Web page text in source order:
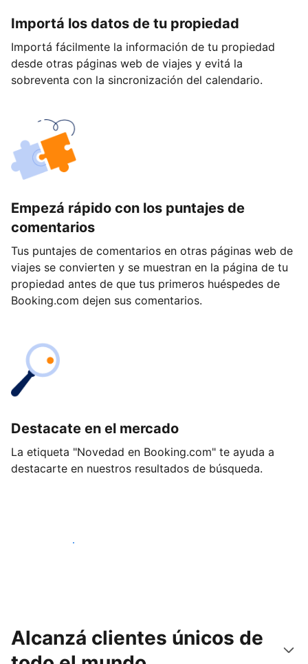
Importá los datos de tu propiedad
Importá fácilmente la información de tu propiedad
desde otras páginas web de viajes y evitá la
sobreventa con la sincronización del calendario.
Empezá rápido con los puntajes de
comentarios
Tus puntajes de comentarios en otras páginas web de
viajes se convierten y se muestran en la página de tu
propiedad antes de que tus primeros huéspedes de
Booking.com dejen sus comentarios.
Destacate en el mercado
La etiqueta "Novedad en Booking.com" te ayuda a
destacarte en nuestros resultados de búsqueda.
Empezá hoy mismo
Alcanzá clientes únicos de